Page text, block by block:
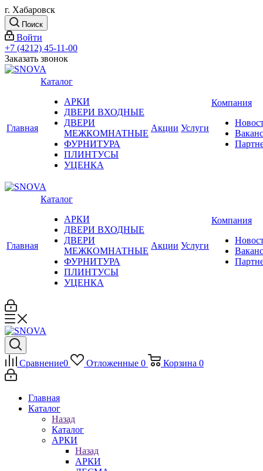
г. Хабаровск
Поиск
Войти
+7 (4212) 45-11-00
Заказать звонок
Главная
Каталог
АРКИ
ДВЕРИ ВХОДНЫЕ
ДВЕРИ
МЕЖКОМНАТНЫЕ
ФУРНИТУРА
ПЛИНТУСЫ
УЦЕНКА
Акции Услуги
Компания
Главная
Каталог
АРКИ
ДВЕРИ ВХОДНЫЕ
ДВЕРИ
МЕЖКОМНАТНЫЕ
ФУРНИТУРА
ПЛИНТУСЫ
УЦЕНКА
Акции Услуги
Компания
Сравнение0 Отложенные 0 Корзина 0
Главная
Каталог
Назад
Каталог
АРКИ
Назад
АРКИ